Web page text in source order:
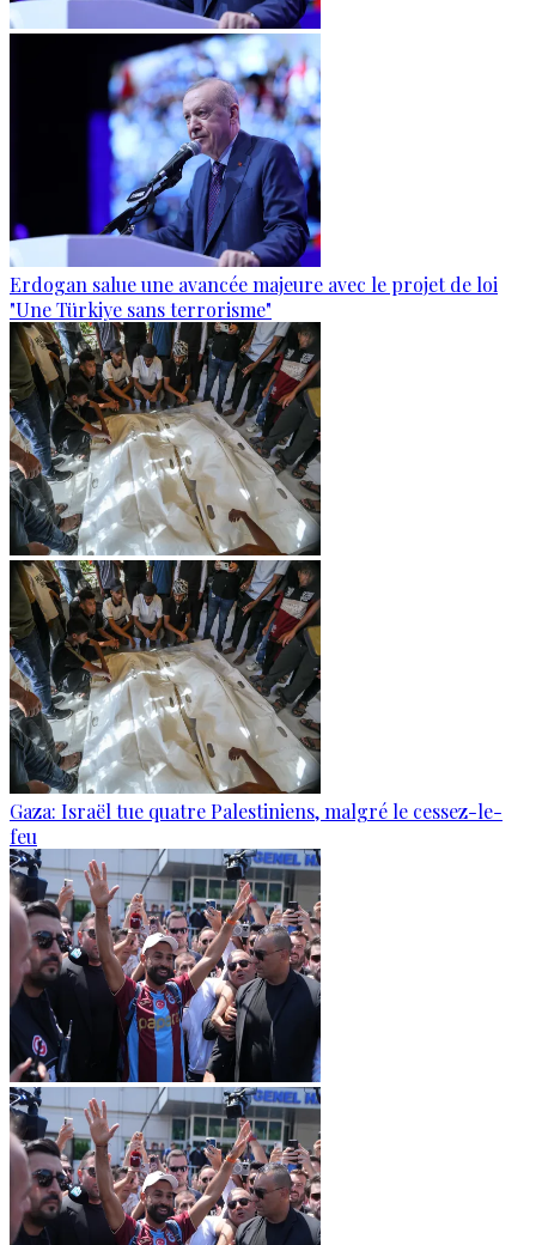
Erdogan salue une avancée majeure avec le projet de loi
"Une Türkiye sans terrorisme"
Gaza: Israël tue quatre Palestiniens, malgré le cessez-le-
feu